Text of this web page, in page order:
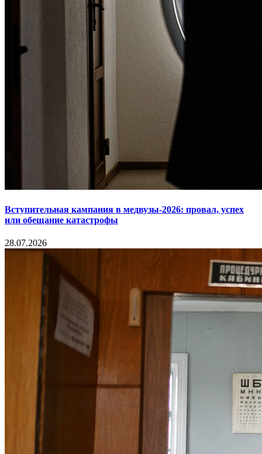
Вступительная кампания в медвузы-2026: провал, успех
или обещание катастрофы
28.07.2026